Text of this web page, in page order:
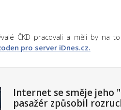
ČKD pracovali a měli by na
pro server iDnes.cz.
Internet se směje jeho
pasažér způsobil